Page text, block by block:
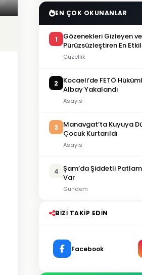
EN ÇOK OKUNANLAR
1
Gözenekleri Gizleyen
Pürüzsüzleştiren En
Önerileri
Güzellik
2
Kocaeli’de FETÖ
Albay Yakalandı
Asayis
3
Manavgat’ta Kuyuya
Çocuk Kurtarıldı
Asayis
4 Şam’da Şiddetli
Var
Gündem
BIZI TAKIP EDIN
Facebook